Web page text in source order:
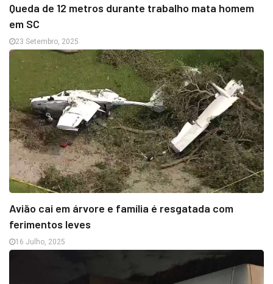
Queda de 12 metros durante trabalho mata homem
em SC
23 Setembro, 2025
Avião cai em árvore e família é resgatada com
ferimentos leves
16 Julho, 2025